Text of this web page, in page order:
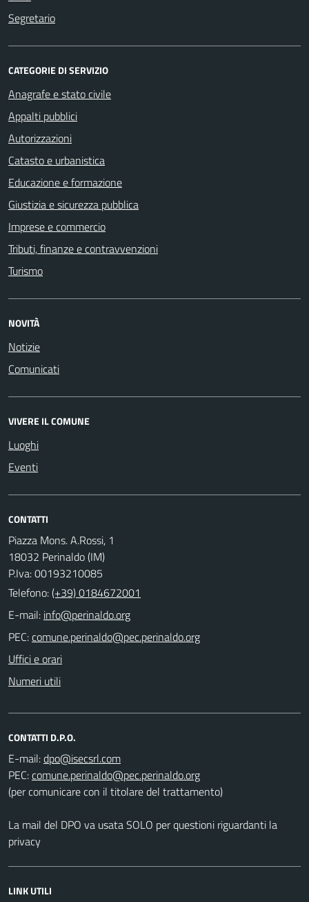
Segretario
CATEGORIE DI SERVIZIO
Anagrafe e stato civile
Appalti pubblici
Autorizzazioni
Catasto e urbanistica
Educazione e formazione
Giustizia e sicurezza pubblica
Imprese e commercio
Tributi, finanze e contravvenzioni
Turismo
NOVITÀ
Notizie
Comunicati
VIVERE IL COMUNE
Luoghi
Eventi
CONTATTI
Piazza Mons. A.Rossi, 1
18032 Perinaldo (IM)
P.Iva: 00193210085
Telefono:(+39) 0184672001
E-mail:
PEC:
Uffici e orari
Numeri utili
CONTATTI D.P.O.
E-mail:
PEC:
(per comunicare con il titolare del trattamento)
La mail del DPO va usata SOLO per questioni riguardanti la
privacy
LINK UTILI